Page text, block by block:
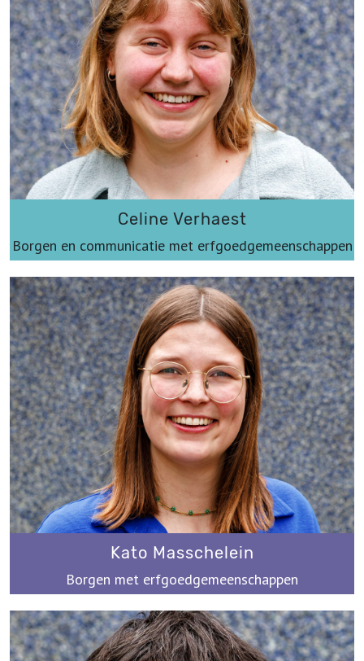
Celine Verhaest
Borgen en communicatie met erfgoedgemeenschappen
celine@werkplaatsimmaterieelerfgoed.be
Kato Masschelein
Borgen met erfgoedgemeenschappen
kato@werkplaatsimmaterieelerfgoed.be